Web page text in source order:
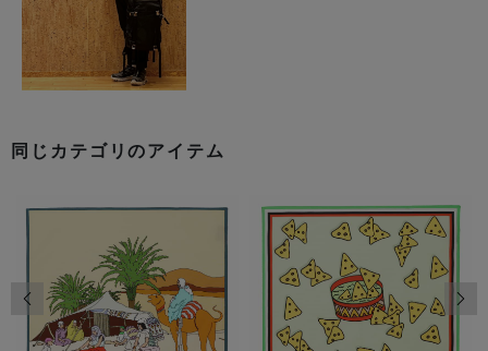
同じカテゴリのアイテム
前の画像